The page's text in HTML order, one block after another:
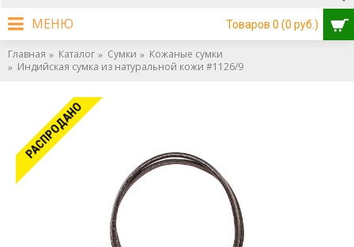
Товаров 0 (0 руб.)
МЕНЮ
Главная Каталог Сумки
Кожаные сумки
Индийская сумка из натуральной кожи #1126/9
РАСПРОДАНО